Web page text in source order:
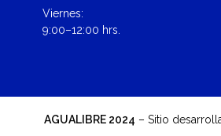
Viernes:
9:00–12:00 hrs.
AGUALIBRE 2024 – Sitio